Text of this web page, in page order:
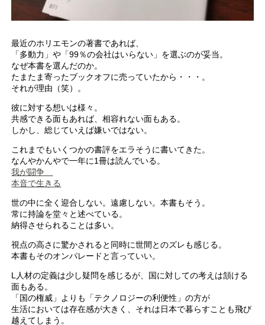
最近のホリエモンの著書であれば、
「多動力」や「99％の会社はいらない」を選ぶのが妥当。
なぜ本書を選んだのか。
たまたま寄ったブックオフに売っていたから・・・。
それが理由（笑）。
彼に対する想いは様々。
共感できる面もあれば、相容れない面もある。
しかし、総じていえば嫌いではない。
これまでもいくつかの書評をエラそうに書いてきた。
なんやかんやで一年に1冊は読んでいる。
我が闘争
本音で生きる
世の中に全く迎合しない。遠慮しない。本書もそう。
常に持論を堂々と述べている。
納得させられることは多い。
視点の高さに驚かされると同時に世間とのズレも感じる。
本書もそのオンパレードと言っていい。
L人材の定義は少し疑問を感じるが、国に対しての考えは頷ける
面もある。
「国の権威」よりも「テクノロジーの利便性」の方が
生活においては存在感が大きく、それは日本で暮らすことも飛び
越えてしまう。